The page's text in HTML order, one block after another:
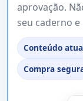
aprovação.
seu caderno
Conteúdo
Compra